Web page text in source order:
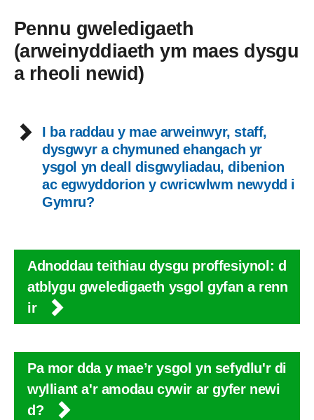
Pennu gweledigaeth
(arweinyddiaeth ym maes dysgu
a rheoli newid)
I ba raddau y mae arweinwyr, staff,
dysgwyr a chymuned ehangach yr
ysgol yn deall disgwyliadau, dibenion
ac egwyddorion y cwricwlwm newydd i
Gymru?
Adnoddau teithiau dysgu proffesiynol: d
atblygu gweledigaeth ysgol gyfan a renn
ir
Pa mor dda y mae’r ysgol yn sefydlu'r di
wylliant a'r amodau cywir ar gyfer newi
d?